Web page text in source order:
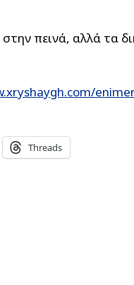
πεινά, αλλά τα
Threads